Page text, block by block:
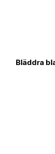
Bläddra